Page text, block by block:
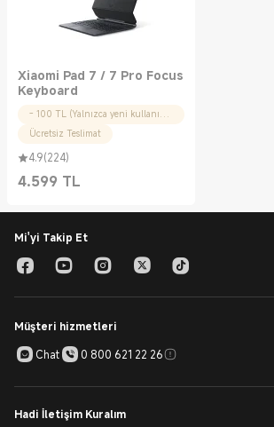
Xiaomi Pad 7 / 7 Pro Focus
Keyboard
- 100 TL (Yalnızca yeni kullanıcılar için)
Ücretsiz Teslimat
4.9(224)
4.599 TL
Current Price TL4599.00
Mi'yi Takip Et
Müşteri hizmetleri
Chat
0 800 621 22 26
Hadi İletişim Kuralım